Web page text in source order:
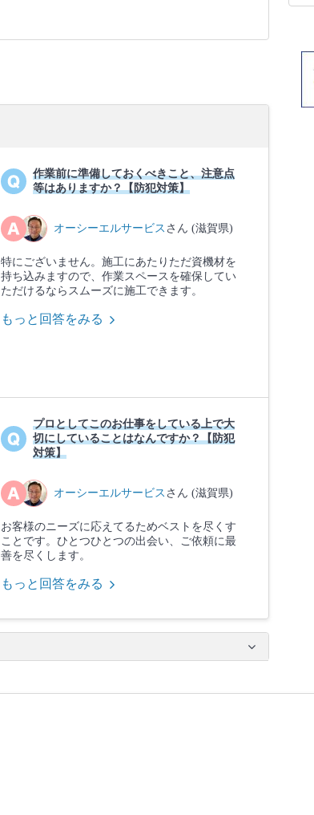
作業前に準備しておくべきこと、注意点
等はありますか？【防犯対策】
オーシーエルサービス さん (滋賀県)
特にございません。施工にあたりただ資機材を
持ち込みますので、作業スペースを確保してい
ただけるならスムーズに施工できます。
もっと回答をみる
プロとしてこのお仕事をしている上で大
切にしていることはなんですか？【防犯
対策】
オーシーエルサービス さん (滋賀県)
お客様のニーズに応えてるためベストを尽くす
ことです。ひとつひとつの出会い、ご依頼に最
善を尽くします。
もっと回答をみる